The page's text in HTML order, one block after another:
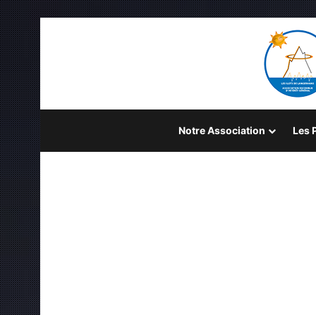
Notre Association Les